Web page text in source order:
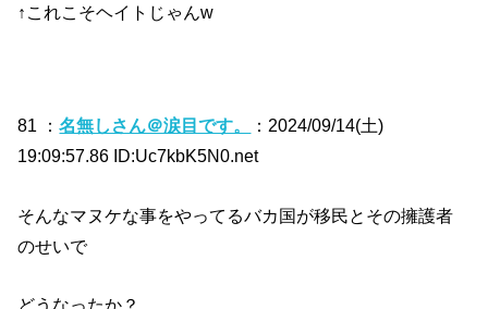
↑これこそヘイトじゃんw
81 ：名無しさん＠涙目です。
：2024/09/14(土)
19:09:57.86 ID:Uc7kbK5N0.net
そんなマヌケな事をやってるバカ国が移民とその擁護者
のせいで
どうなったか？